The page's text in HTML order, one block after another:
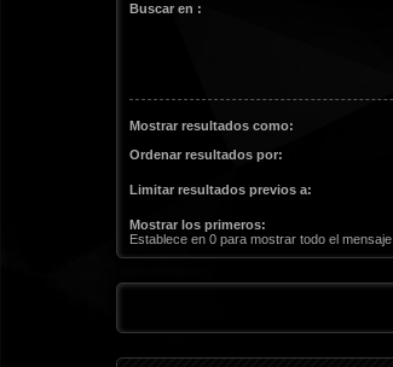
Buscar en :
Mostrar resultados como:
Ordenar resultados por:
Limitar resultados previos a:
Mostrar los primeros:
Establece en 0 para mostrar todo el mensaje.